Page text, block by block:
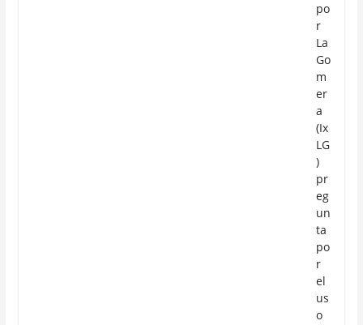
po
r
La
Go
m
er
a
(Ix
LG
)
pr
eg
un
ta
po
r
el
us
o